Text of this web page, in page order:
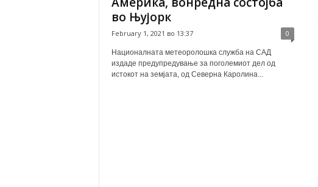
во Њујорк
February 1, 2021 во 13:37 0
Националната метеоролошка служба на САД
издаде предупредување за поголемиот дел од
истокот на земјата, од Северна Каролина...